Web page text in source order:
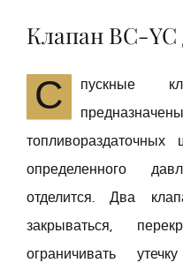
О нас
Русский
Клапан BC-
С
пускные
топливораздаточных
определенного
отделится. Два
закрываться,
ограничивать